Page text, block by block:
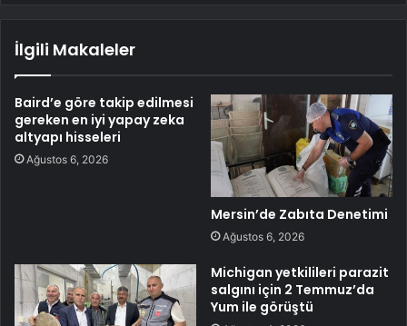
İlgili Makaleler
Baird’e göre takip edilmesi
gereken en iyi yapay zeka
altyapı hisseleri
Ağustos 6, 2026
Mersin’de Zabıta Denetimi
Ağustos 6, 2026
Michigan yetkilileri parazit
salgını için 2 Temmuz’da
Yum ile görüştü